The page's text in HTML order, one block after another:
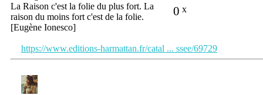
0 x
La Raison c'est la folie du plus fort. La
raison du moins fort c'est de la folie.
[Eugène Ionesco]
https://www.editions-harmattan.fr/catal ... ssee/69729